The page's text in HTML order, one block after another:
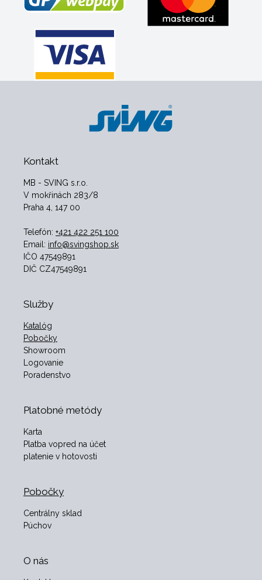
Kontakt
MB - SVING s.r.o.
V mokřinách 283/8
Praha 4, 147 00
Telefón: +421 422 251 100
Email: info@svingshop.sk
IČO 47549891
DIČ CZ47549891
Služby
Katalóg
Pobočky
Showroom
Logovanie
Poradenstvo
Platobné metódy
Karta
Platba vopred na účet
platenie v hotovosti
Pobočky
Centrálny sklad
Púchov
O nás